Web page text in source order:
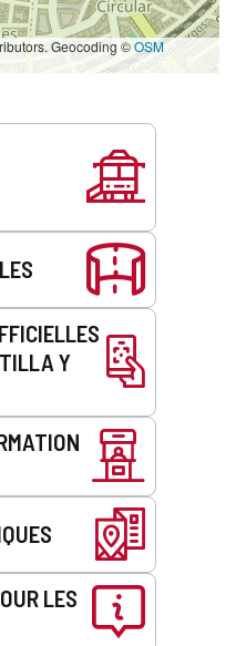
Geocoding ©OSM
Y
LES